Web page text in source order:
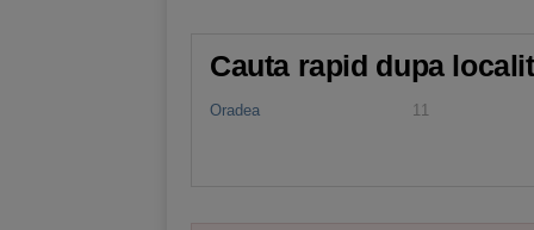
Cauta rapid dupa
Oradea 11